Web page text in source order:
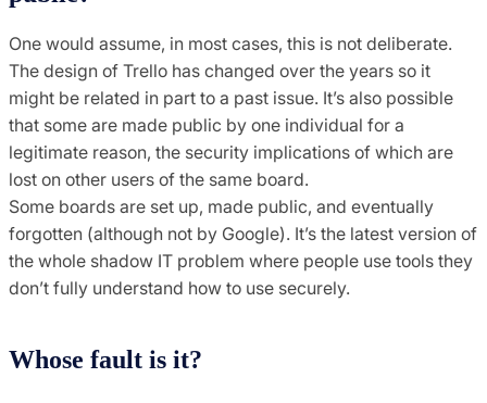
One would assume, in most cases, this is not deliberate.
The design of Trello has changed over the years so it
might be related in part to a past issue. It’s also possible
that some are made public by one individual for a
legitimate reason, the security implications of which are
lost on other users of the same board.
Some boards are set up, made public, and eventually
forgotten (although not by Google). It’s the latest version of
the whole shadow IT problem where people use tools they
don’t fully understand how to use securely.
Whose fault is it?